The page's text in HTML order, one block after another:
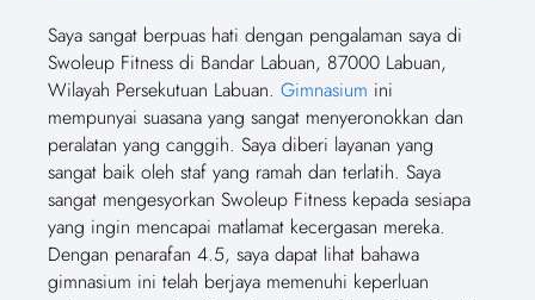
Saya sangat berpuas hati dengan pengalaman saya di
Swoleup Fitness di Bandar Labuan, 87000 Labuan,
Wilayah Persekutuan Labuan. Gimnasium ini
mempunyai suasana yang sangat menyeronokkan dan
peralatan yang canggih. Saya diberi layanan yang
sangat baik oleh staf yang ramah dan terlatih. Saya
sangat mengesyorkan Swoleup Fitness kepada sesiapa
yang ingin mencapai matlamat kecergasan mereka.
Dengan penarafan 4.5, saya dapat lihat bahawa
gimnasium ini telah berjaya memenuhi keperluan